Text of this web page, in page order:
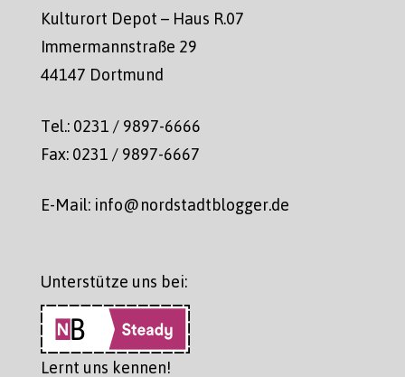
Kulturort Depot – Haus R.07
Immermannstraße 29
44147 Dortmund
Tel.: 0231 / 9897-6666
Fax: 0231 / 9897-6667
E-Mail: info@nordstadtblogger.de
Unterstütze uns bei:
Lernt uns kennen!